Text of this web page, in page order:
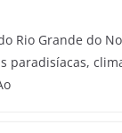
Rio Grande do
paradisíacas,